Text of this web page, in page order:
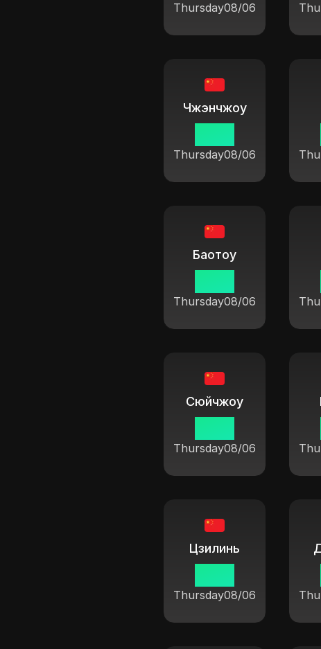
Thursday08/06
Чжэнчжоу
Thursday08/06
Баотоу
Thursday08/06
Сюйчжоу
Thursday08/06
Цзилинь
Thursday08/06